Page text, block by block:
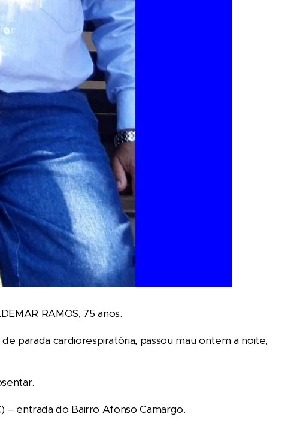
RAMOS, 75 anos.
parada cardiorespiratória, passou mau ontem a noite,
– entrada do Bairro Afonso Camargo.